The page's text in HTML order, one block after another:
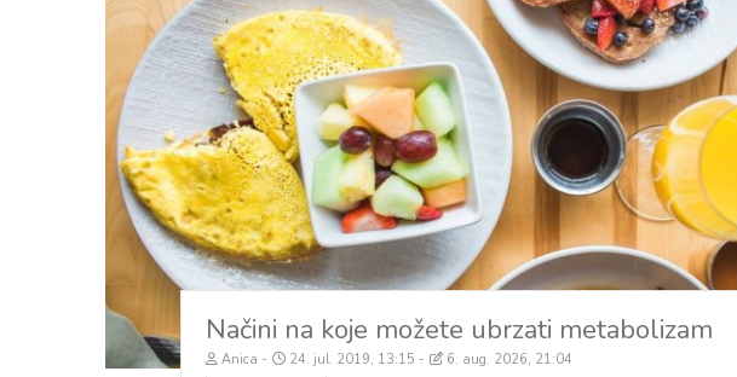
Načini na koje možete ubrzati metabolizam
Anica 24. jul. 2019, 13:15 6. aug. 2026, 21:04